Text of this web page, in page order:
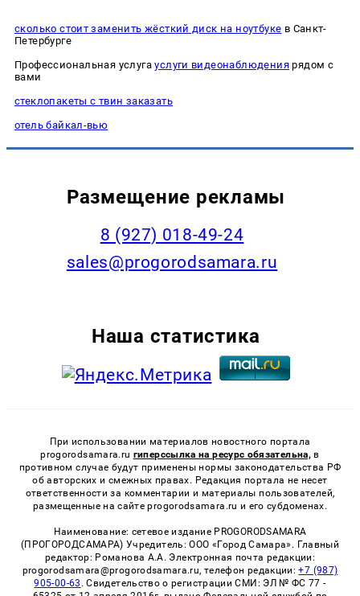
сколько стоит заменить жёсткий диск на ноутбуке в Санкт-
Петербурге
Профессиональная услугауслуги видеонаблюдениярядом с
вами
стеклопакеты с твин заказать
отель байкал-вью
Размещение рекламы
8 (927) 018-49-24
sales@progorodsamara.ru
Наша статистика
При использовании материалов новостного портала
progorodsamara.ru гиперссылка на ресурс обязательна, в
противном случае будут применены нормы законодательства РФ
об авторских и смежных правах. Редакция портала не несет
ответственности за комментарии и материалы пользователей,
размещенные на сайте progorodsamara.ru и его субдоменах.
Наименование: сетевое издание PROGORODSAMARA
(ПРОГОРОДСАМАРА) Учредитель: ООО «Город Самара». Главный
редактор: Романова А.А. Электронная почта редакции:
progorodsamara@progorodsamara.ru, телефон редакции:+7 (987)
905-00-63 . Свидетельство о регистрации СМИ: ЭЛ № ФС 77 -